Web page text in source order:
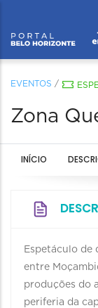
EVENTOS /
Zona
INÍCIO
Espetáculo de
entre
produções do
periferia da